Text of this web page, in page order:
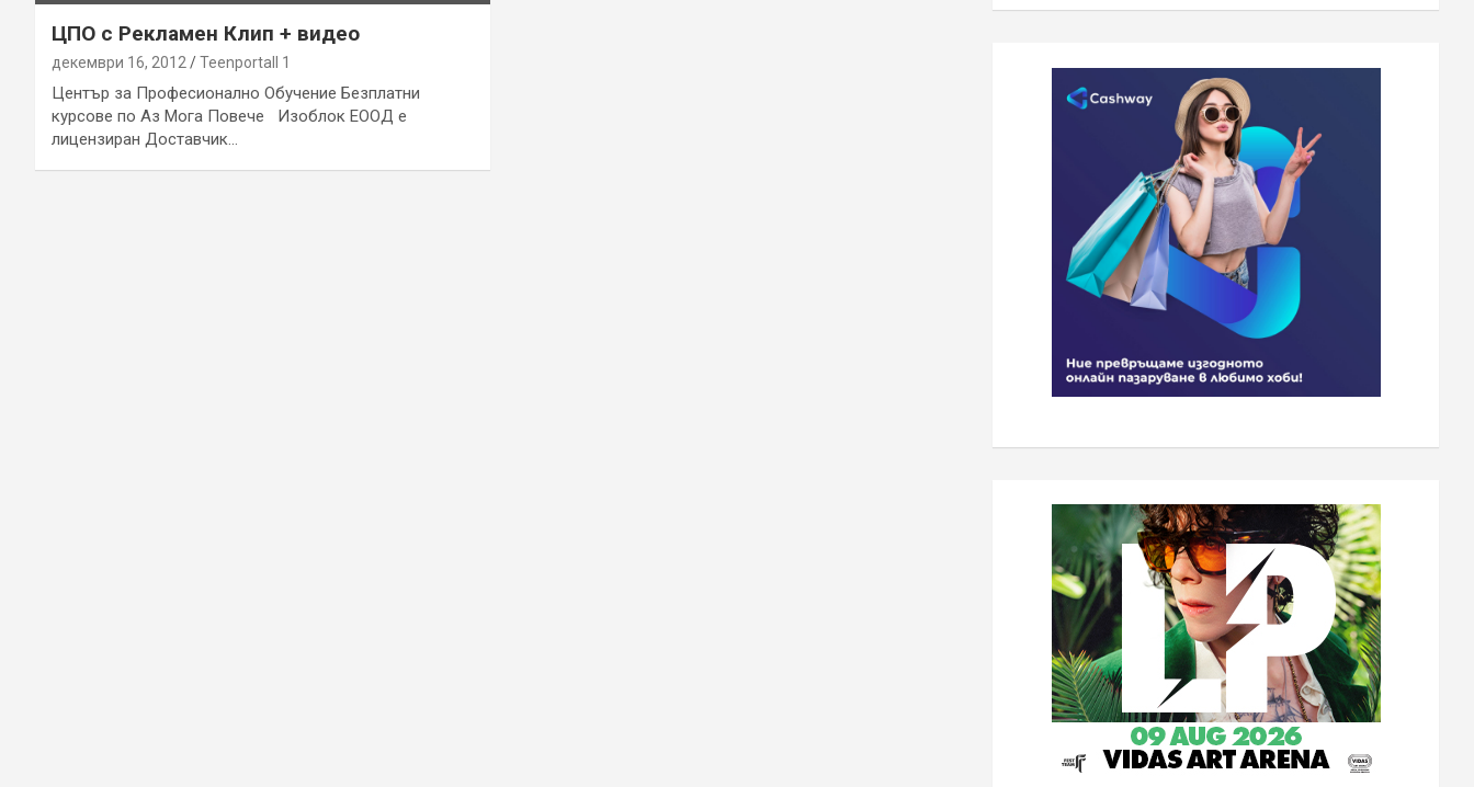
ЦПО с Рекламен Клип + видео
декември 16, 2012 Teenportall 1
Център за Професионално Обучение Безплатни
курсове по Аз Мога Повече Изоблок ЕООД е
лицензиран Доставчик…